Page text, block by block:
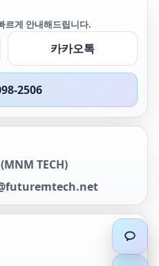
르게 안내해드립니다.
카카오톡
2506
(MNM TECH)